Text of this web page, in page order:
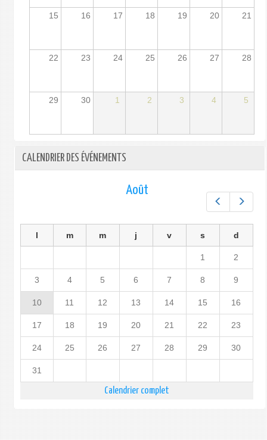
15 16 17 18 19 20 21
22 23 24 25 26 27 28
29 30 1 2 3 4 5
CALENDRIER DES ÉVÉNEMENTS
Préc.
Août
l m m j v s d
1 2
3 4 5 6 7 8 9
10 11 12 13 14 15 16
17 18 19 20 21 22 23
24 25 26 27 28 29 30
31
Calendrier complet